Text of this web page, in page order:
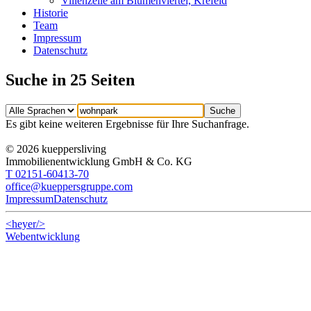
Historie
Team
Impressum
Datenschutz
Suche in 25 Seiten
Es gibt keine weiteren Ergebnisse für Ihre Suchanfrage.
© 2026 kueppersliving
Immobilienentwicklung GmbH & Co. KG
T 02151-60413-70
office@kueppersgruppe.com
ImpressumDatenschutz
<heyer/>
Webentwicklung